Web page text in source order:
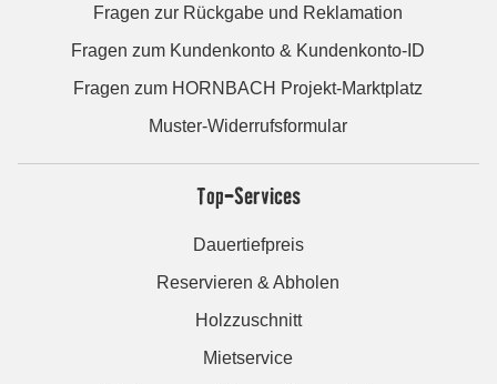
Fragen zur Rückgabe und Reklamation
Fragen zum Kundenkonto & Kundenkonto-ID
Fragen zum HORNBACH Projekt-Marktplatz
Muster-Widerrufsformular
Top-Services
Dauertiefpreis
Reservieren & Abholen
Holzzuschnitt
Mietservice